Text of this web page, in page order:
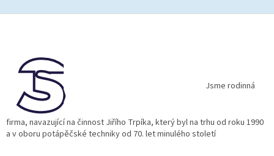
Jsme rodinná
firma, navazující na činnost Jiřího Trpíka, který byl na trhu od roku 1990
a v oboru potápěčské techniky od 70. let minulého století